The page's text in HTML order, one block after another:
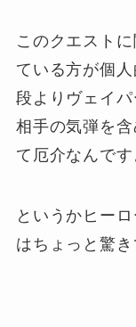
このクエスト
ている方が個
段よりヴェイパ
相手の気弾を
て厄介なんで
というかヒー
はちょっと驚き